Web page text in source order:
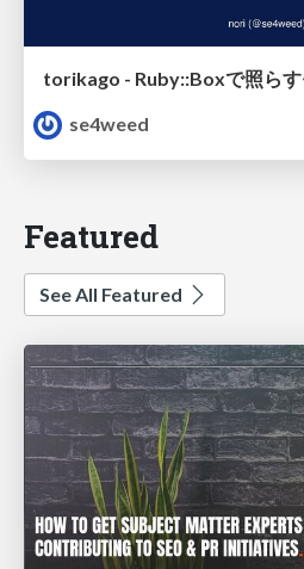
se4weed
Featured
See All Featured